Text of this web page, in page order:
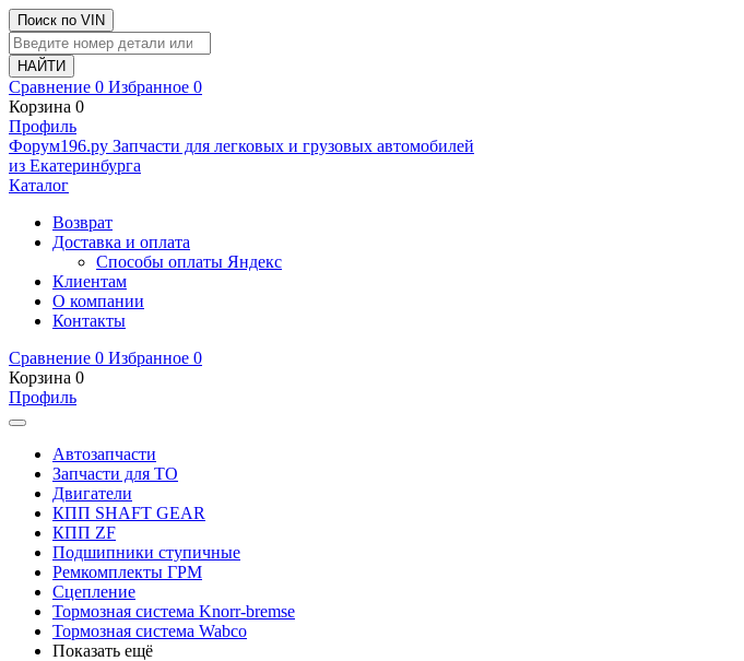
Поиск по VIN
Сравнение 0 Избранное 0
Корзина 0
Профиль
Фoрум196.ру Запчасти для легковых и грузовых автомобилей
из Екатеринбурга
Каталог
Возврат
Доставка и оплата
Способы оплаты Яндекс
Клиентам
О компании
Контакты
Сравнение 0 Избранное 0
Корзина 0
Профиль
Автозапчасти
Запчасти для ТО
Двигатели
КПП SHAFT GEAR
КПП ZF
Подшипники ступичные
Ремкомплекты ГРМ
Сцепление
Тормозная система Knorr-bremse
Тормозная система Wabco
Показать ещё